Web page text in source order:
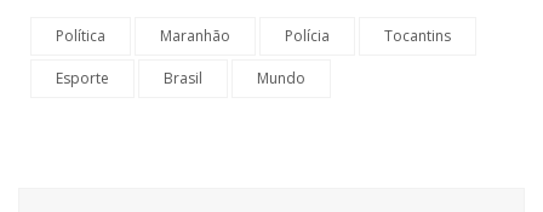
Política Maranhão Polícia Tocantins
Esporte Brasil Mundo